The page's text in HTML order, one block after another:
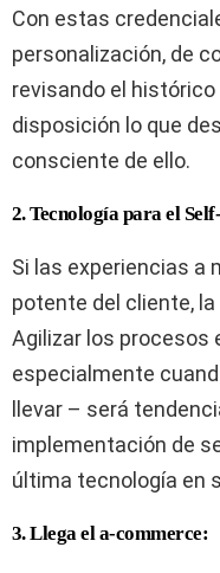
Con estas
personalización, de
revisando el histórico
disposición lo que
consciente de ello.
2. Tecnología para el
Si las experiencias a
potente del cliente,
Agilizar los procesos
especialmente
llevar – será
implementación de
última tecnología en
3. Llega el a-commerce: